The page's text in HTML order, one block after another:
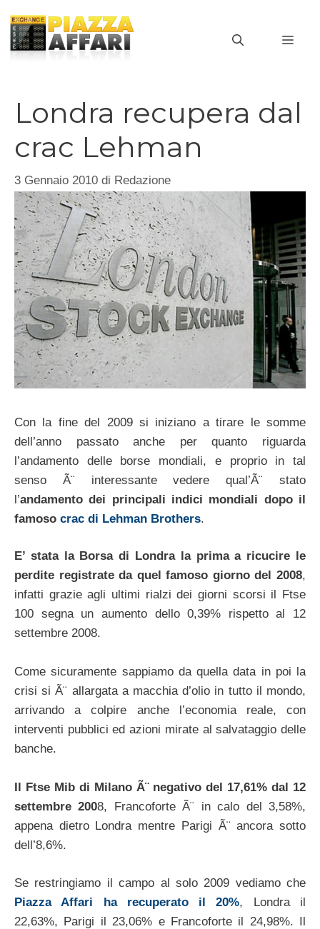
contenuto
Londra recupera dal
crac Lehman
3 Gennaio 2010 di Redazione
Con la fine del 2009 si iniziano a tirare le somme
dell’anno passato anche per quanto riguarda
l’andamento delle borse mondiali, e proprio in tal
senso Ã¨ interessante vedere qual’Ã¨ stato
l’andamento dei principali indici mondiali dopo il
famoso crac di Lehman Brothers.
E’ stata la Borsa di Londra la prima a ricucire le
perdite registrate da quel famoso giorno del 2008,
infatti grazie agli ultimi rialzi dei giorni scorsi il Ftse
100 segna un aumento dello 0,39% rispetto al 12
settembre 2008.
Come sicuramente sappiamo da quella data in poi la
crisi si Ã¨ allargata a macchia d’olio in tutto il mondo,
arrivando a colpire anche l’economia reale, con
interventi pubblici ed azioni mirate al salvataggio delle
banche.
Il Ftse Mib di Milano Ã¨ negativo del 17,61% dal 12
settembre 2008, Francoforte Ã¨ in calo del 3,58%,
appena dietro Londra mentre Parigi Ã¨ ancora sotto
dell’8,6%.
Se restringiamo il campo al solo 2009 vediamo che
Piazza Affari ha recuperato il 20%, Londra il
22,63%, Parigi il 23,06% e Francoforte il 24,98%. Il